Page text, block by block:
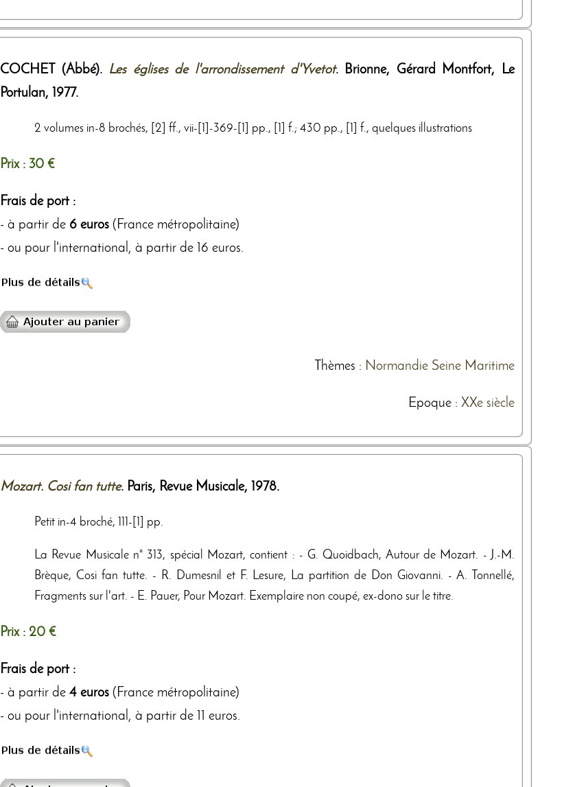
COCHET (Abbé). Les églises de l'arrondissement d'Yvetot. Brionne, Gérard Montfort, Le
Portulan, 1977.
2 volumes in-8 brochés, [2] ff., vii-[1]-369-[1] pp., [1] f.; 430 pp., [1] f., quelques illustrations
Prix : 30 €
Frais de port :
- à partir de 6 euros (France métropolitaine)
- ou pour l'international, à partir de 16 euros.
Thèmes : Normandie Seine Maritime
Epoque : XXe siècle
Mozart. Cosi fan tutte. Paris, Revue Musicale, 1978.
Petit in-4 broché, 111-[1] pp.
La Revue Musicale n° 313, spécial Mozart, contient : - G. Quoidbach, Autour de Mozart. - J.-M.
Brèque, Cosi fan tutte. - R. Dumesnil et F. Lesure, La partition de Don Giovanni. - A. Tonnellé,
Fragments sur l'art. - E. Pauer, Pour Mozart. Exemplaire non coupé, ex-dono sur le titre.
Prix : 20 €
Frais de port :
- à partir de 4 euros (France métropolitaine)
- ou pour l'international, à partir de 11 euros.